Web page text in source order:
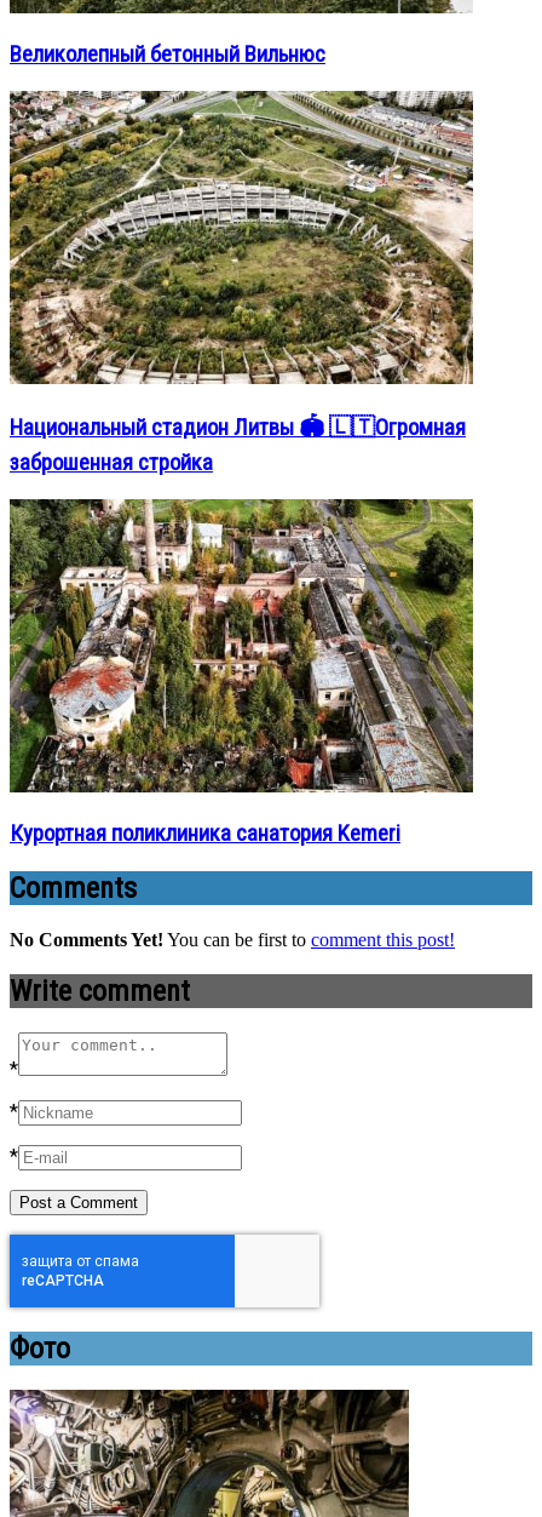
Великолепный бетонный Вильнюс
Национальный стадион Литвы 🏟️ 🇱🇹Огромная
заброшенная стройка
Курортная поликлиника санатория Kemeri
Comments
No Comments Yet! You can be first to comment this post!
Write comment
*
*
*
Фото